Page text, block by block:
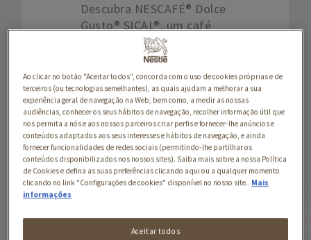
Descubra NESCAFÉ® Dolce
Gusto® SICAL®, um café
expresso inspirado na
Tradição Portuguesa. Um
blend criteriosamente
selecionado com grãos
Arábica e Robusta, que
equilibra os aromas
frutados , com notas
subtis apimentadas e de
chocolate preto. Um
expresso curto e
um creme denso e
Ao clicar no botão "Aceitar todos", concorda com o uso de cookies próprias e de
terceiros (ou tecnologias semelhantes), as quais ajudam a melhorar a sua
experiência geral de navegação na Web, bem como, a medir as nossas
audiências, conhecer os seus hábitos de navegação, recolher informação útil que
nos permita a nós e aos nossos parceiros criar perfis e fornecer-lhe anúncios e
conteúdos adaptados aos seus interesses e hábitos de navegação, e ainda
fornecer funcionalidades de redes sociais (permitindo-lhe partilhar os
conteúdos disponibilizados nos nossos sites). Saiba mais sobre a nossa Política
de Cookies e defina as suas preferências clicando aqui ou a qualquer momento
clicando no link "Configurações de cookies" disponível no nosso site. Mais
informações
Aceitar todos